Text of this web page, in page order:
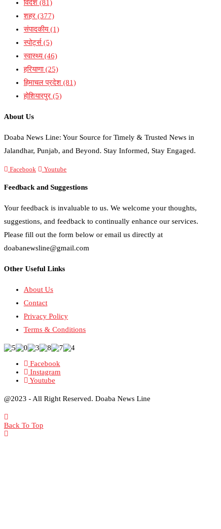
विदेश (81)
शहर (377)
संपादकीय(1)
स्पोर्ट्स(5)
स्वास्थ्य(46)
हरियाणा(25)
हिमाचल प्रदेश (81)
होशियारपुर (5)
About Us
Doaba News Line: Your Source for Timely & Trusted News in
Jalandhar, Punjab, and Beyond. Stay Informed, Stay Engaged.
Facebook Youtube
Feedback and Suggestions
Your feedback is invaluable to us. We welcome your thoughts,
suggestions, and feedback to continually enhance our services.
Please fill out the form below or email us directly at
doabanewsline@gmail.com
Other Useful Links
About Us
Contact
Privacy Policy
Terms & Conditions
Facebook
Instagram
Youtube
@2023 - All Right Reserved. Doaba News Line
Back To Top